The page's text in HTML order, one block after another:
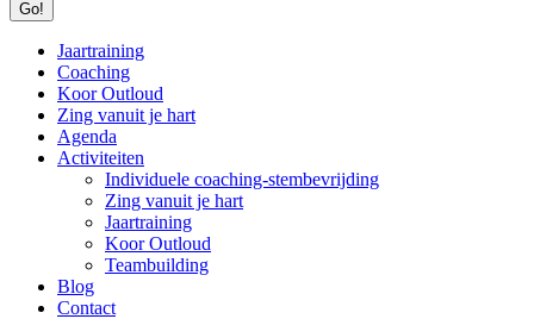
Jaartraining
Coaching
Koor Outloud
Zing vanuit je hart
Agenda
Activiteiten
Individuele coaching-stembevrijding
Zing vanuit je hart
Jaartraining
Koor Outloud
Teambuilding
Blog
Contact